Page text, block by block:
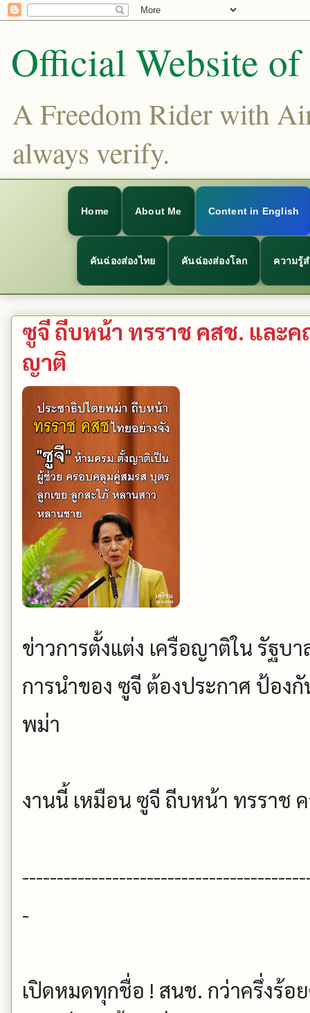
Official Website
A Freedom Rider with
always verify.
Home About Me Content in English
คันฉ่องส่องไทย คันฉ่องส่องโลก ความรู้
ซูจี ถีบหน้า ทรราช คสช. และ
ญาติ
ข่าวการตั้งแต่ง เครือญาติใน รัฐบ
การนำของ ซูจี ต้องประกาศ ป้อง
พม่า
งานนี้ เหมือน ซูจี ถีบหน้า ทรราช
-
เปิดหมดทุกชื่อ ! สนช. กว่าครึ่งร้อ